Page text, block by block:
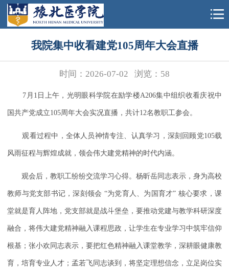
我院集中收看建党105周年大会直播
时间：2026-07-02 浏览： 58
7月1日上午，光明眼科学院在励学楼A206集中组织收看庆祝中
国共产党成立105周年大会实况直播，共计12名教职工参会。
观看过程中，全体人员神情专注、认真学习，深刻回顾党105载
风雨征程与辉煌成就，领会伟大建党精神的时代内涵。
观会后，教职工纷纷交流学习心得。杨昕岳同志表示，身为高校
教师与党支部书记，深刻领会 “为党育人、为国育才” 核心要求，课
堂就是育人阵地，党支部就是战斗堡垒，要推动党建与教学科研深度
融合，将伟大建党精神融入课程思政，让学生在专业学习中筑牢信仰
根基；张小欢同志表示，要把红色精神融入课堂教学，深耕眼健康教
育，培育专业人才；孟若飞同志谈到，将坚定理想信念，立足岗位实